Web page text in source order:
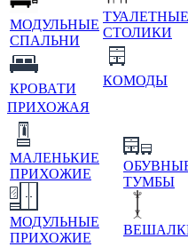
МОДУЛЬНЫЕ
СПАЛЬНИ
КРОВАТИ
ТУАЛЕТНЫЕ
СТОЛИКИ
КОМОДЫ
ПРИХОЖАЯ
МАЛЕНЬКИЕ
ПРИХОЖИЕ
МОДУЛЬНЫЕ
ПРИХОЖИЕ
ТУМБЫ